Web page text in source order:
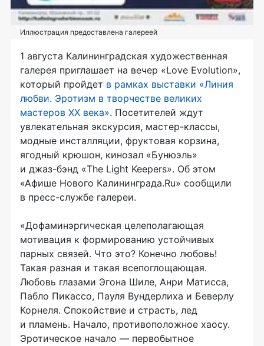
Иллюстрация предоставлена галереей
1 августа Калининградская художественная
галерея приглашает на вечер «Love Evolution»,
который пройдет в рамках выставки «Линия
любви. Эротизм в творчестве великих
мастеров XX века». Посетителей ждут
увлекательная экскурсия, мастер-классы,
модные инсталляции, фруктовая корзина,
ягодный крюшон, кинозал «Бунюэль»
и джаз-бэнд «The Light Keepers». Об этом
«Афише Нового Калининграда.Ru» сообщили
в пресс-службе галереи.
«Дофаминэргическая целеполагающая
мотивация к формированию устойчивых
парных связей. Что это? Конечно любовь!
Такая разная и такая всепоглощающая.
Любовь глазами Эгона Шиле, Анри Матисса,
Пабло Пикассо, Пауля Вундерлиха и Беверлу
Корнеля. Спокойствие и страсть, лед
и пламень. Начало, противоположное хаосу.
Эротическое начало — первобытное